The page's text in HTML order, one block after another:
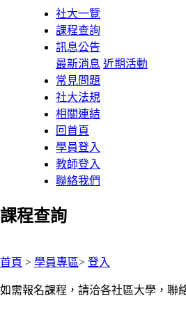
社大一覽
課程查詢
訊息公告
最新消息 近期活動
常見問題
社大法規
相關連結
回首頁
學員登入
教師登入
聯絡我們
課程查詢
首頁 > 學員專區> 登入
如需報名課程，請洽各社區大學，聯